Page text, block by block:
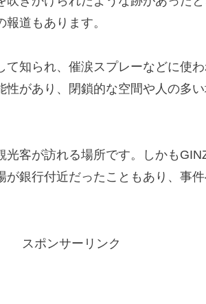
道もあります。
知られ、催涙スプレーなどに使
があり、閉鎖的な空間や人の多
客が訪れる場所です。しかも
銀行付近だったこともあり、事
スポンサーリンク